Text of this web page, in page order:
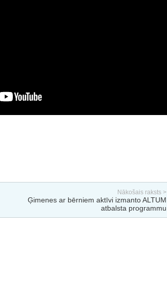
Nākošais raksts >
Ģimenes ar bērniem aktīvi izmanto ALTUM
atbalsta programmu